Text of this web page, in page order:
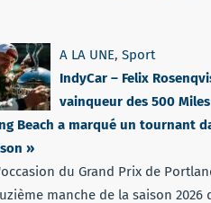
A LA UNE, Sport
IndyCar – Felix
vainqueur des 500
Beach a marqué un tournant
»
du Grand Prix de
manche de la saison 2026